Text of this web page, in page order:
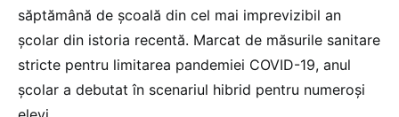
săptămână de școală din cel mai imprevizibil an
școlar din istoria recentă. Marcat de măsurile sanitare
stricte pentru limitarea pandemiei COVID-19, anul
școlar a debutat în scenariul hibrid pentru numeroși